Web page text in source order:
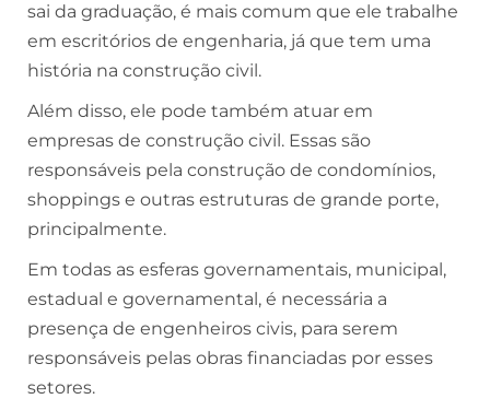
sai da graduação, é mais comum que ele trabalhe
em escritórios de engenharia, já que tem uma
história na construção civil.
Além disso, ele pode também atuar em
empresas de construção civil. Essas são
responsáveis pela construção de condomínios,
shoppings e outras estruturas de grande porte,
principalmente.
Em todas as esferas governamentais, municipal,
estadual e governamental, é necessária a
presença de engenheiros civis, para serem
responsáveis pelas obras financiadas por esses
setores.